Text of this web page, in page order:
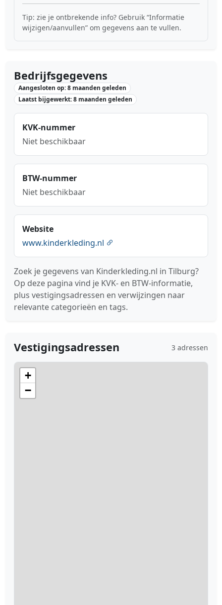
Tip: zie je ontbrekende info? Gebruik “Informatie
wijzigen/aanvullen” om gegevens aan te vullen.
Bedrijfsgegevens
Aangesloten op: 8 maanden geleden
Laatst bijgewerkt: 8 maanden geleden
KVK-nummer
Niet beschikbaar
BTW-nummer
Niet beschikbaar
Website
www.kinderkleding.nl
Zoek je gegevens van Kinderkleding.nl in Tilburg?
Op deze pagina vind je KVK- en BTW-informatie,
plus vestigingsadressen en verwijzingen naar
relevante categorieën en tags.
Vestigingsadressen 3 adressen
+
−